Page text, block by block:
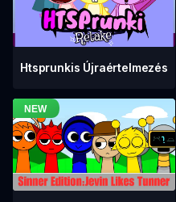
Htsprunkis Újraértelmezés